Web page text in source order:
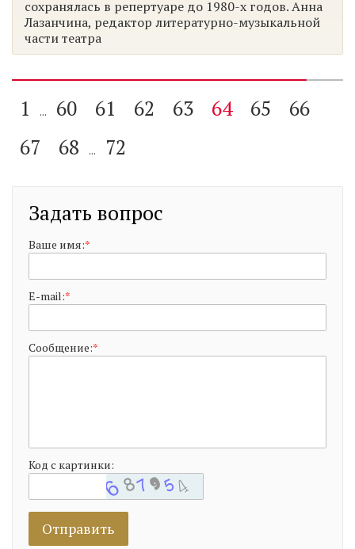
сохранялась в репертуаре до 1980-х годов. Анна
Лазанчина, редактор литературно-музыкальной
части театра
1 ... 60 61 62 63 64 65
66
67
68 ... 72
Задать вопрос
Ваше имя:*
E-mail:*
Сообщение:*
Код с картинки: